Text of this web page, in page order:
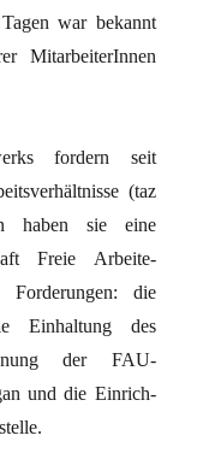
war bekannt
MitarbeiterInnen
fordern seit
(taz
haben sie eine
Freie Arbeite-
die
Einhaltung des
der FAU-
und die Einrich-